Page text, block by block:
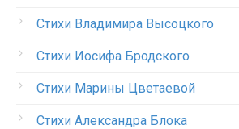
Стихи Владимира Высоцкого
Стихи Иосифа Бродского
Стихи Марины Цветаевой
Стихи Александра Блока